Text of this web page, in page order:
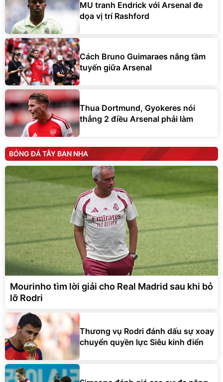
MU tranh Endrick với Arsenal đe
dọa vị trí Rashford
Cách Bruno Guimaraes nâng tầm
tuyến giữa Arsenal
Thua Dortmund, Gyokeres nói
thẳng 2 điều Arsenal phải làm
BÓNG ĐÁ TÂY BAN NHA
Mourinho tìm lời giải cho Real Madrid sau khi bỏ
lỡ Rodri
Thương vụ Rodri đánh dấu sự xoay
chuyển quyền lực Siêu kinh điển